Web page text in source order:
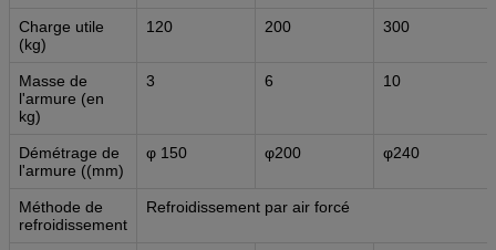
Charge utile
(kg)
120 200 300
Masse de
l'armure (en
kg)
3 6 10
Démétrage de
l'armure ((mm)
φ 150 φ200 φ240
Méthode de
refroidissement
Refroidissement par air forcé